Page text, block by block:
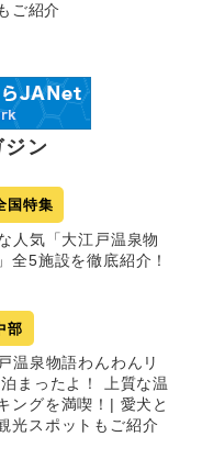
ご紹介
ン
国特集
人気「大江戸温泉物
全5施設を徹底紹介！
部
温泉物語わんわんリ
まったよ！ 上質な温
ングを満喫！| 愛犬と
光スポットもご紹介